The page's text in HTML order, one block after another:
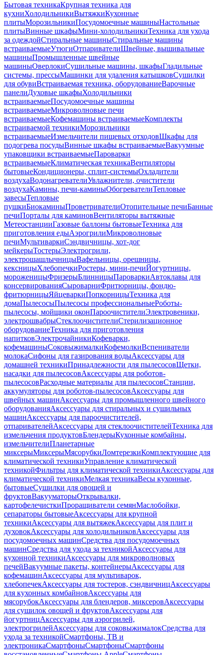
Бытовая техникаКрупная техника для
кухниХолодильникиВытяжкиКухонные
плитыМорозильникиПосудомоечные машиныНастольные
плитыВинные шкафыМини-холодильникиТехника для ухода
за одеждойСтиральные машиныСтиральные машины
встраиваемыеУтюгиОтпаривателиШвейные, вышивальные
машиныПромышленные швейные
машиныОверлокиСушильные машины, шкафыГладильные
системы, прессыМашинки для удаления катышковСушилки
для обувиВстраиваемая техника, оборудованиеВарочные
панелиДуховые шкафыХолодильники
встраиваемыеПосудомоечные машины
встраиваемыеМикроволновые печи
встраиваемыеКофемашины встраиваемыеКомплекты
встраиваемой техникиМорозильники
встраиваемыеИзмельчители пищевых отходовШкафы для
подогрева посудыВинные шкафы встраиваемыеВакуумные
упаковщики встраиваемыеПароварки
встраиваемыеКлиматическая техникаВентиляторы
бытовыеКондиционеры, сплит-системыОхладители
воздухаВодонагревателиУвлажнители, очистители
воздухаКамины, печи-каминыОбогревателиТепловые
завесыТепловые
пушкиБиокаминыПроветривателиОтопительные печиБанные
печиПорталы для каминовВентиляторы вытяжные
МетеостанцииГазовые баллоны бытовыеТехника для
приготовления едыАэрогрилиМикроволновые
печиМультиваркиСэндвичницы, хот-дог
мейкерыТостерыЭлектрогрили,
электрошашлычницыВафельницы, орешницы,
кексницыХлебопечкиРостеры, мини-печиЙогуртницы,
мороженицыФризерыБлинницыПароваркиАвтоклавы для
консервированияСыроварниФритюрницы, фондю-
фритюрницыЯйцеваркиПопкорницыТехника для
домаПылесосыПылесосы профессиональныеРоботы-
пылесосы, мойщики оконПароочистителиЭлектровеники,
электрошвабрыСтеклоочистителиСтерилизационное
оборудованиеТехника для приготовления
напитковЭлектрочайникиКофеварки,
кофемашиныСоковыжималкиКофемолкиВспениватели
молокаСифоны для газирования водыАксессуары для
домашней техникиПринадлежности для пылесосовЩетки,
насадки для пылесосовАксессуары для роботов-
пылесосовРасходные материалы для пылесосовСтанции,
аккумуляторы для роботов-пылесосовАксессуары для
швейных машинАксессуары для промышленного швейного
оборудованияАксессуары для стиральных и сушильных
машинАксессуары для пароочистителей,
отпаривателейАксессуары для стеклоочистителейТехника для
измельчения продуктовБлендерыКухонные комбайны,
измельчителиПланетарные
миксерыМиксерыМясорубкиЛомтерезкиКомплектующие для
климатической техникиУправление климатической
техникойФильтры для климатической техникиАксессуары для
климатической техникиМелкая техникаВесы кухонные,
бытовыеСушилки для овощей и
фруктовВакууматорыОткрывалки,
картофелечисткиПроращиватели семянМаслобойки,
сепараторы бытовыеАксессуары для крупной
техникиАксессуары для вытяжекАксессуары для плит и
духовокАксессуары для холодильниковАксессуары для
посудомоечных машинСредства для посудомоечных
машинСредства для ухода за техникойАксессуары для
кухонной техникиАксессуары для микроволновых
печейВакуумные пакеты, контейнерыАксессуары для
кофемашинАксессуары для мультиварок,
хлебопечекАксессуары для тостеров, сэндвичницАксессуары
для кухонных комбайновАксессуары для
мясорубокАксессуары для блендеров, миксеровАксессуары
для сушилок овощей и фруктовАксессуары для
йогуртницАксессуары для аэрогрилей,
электрогрилейАксессуары для соковыжималокСредства для
ухода за техникойСмартфоны, ТВ и
электроникаСмартфоныСмартфоныСмартфоны